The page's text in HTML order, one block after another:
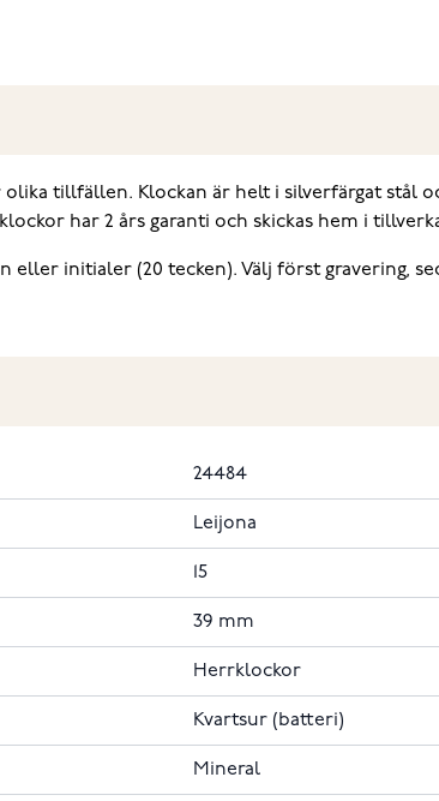
olika tillfällen. Klockan är helt i silverfärgat
har 2 års garanti och skickas hem i
initialer (20 tecken). Välj först gravering,
24484
Leijona
15
39 mm
Herrklockor
Kvartsur (batteri)
Mineral